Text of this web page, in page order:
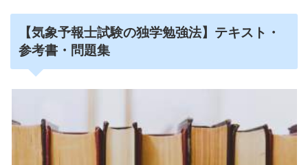
【気象予報士試験の独学勉強法】テキスト・
参考書・問題集